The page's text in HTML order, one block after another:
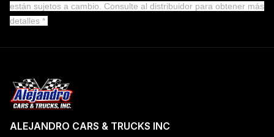
están sujetos a cambio. Consulte al distribuidor para obtener más
detalles *
ALEJANDRO CARS & TRUCKS INC